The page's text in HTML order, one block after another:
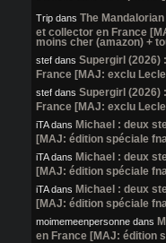
Trip dans The
et collector en France
moins cher (amazon) +
stef dans Supergirl (2026)
France [MAJ: exclu
stef dans Supergirl (2026)
France [MAJ: exclu
iTAdans Michael : deux
[MAJ: édition spéciale
iTAdans Michael : deux
[MAJ: édition spéciale
iTAdans Michael : deux
[MAJ: édition spéciale
moimemeenpersonne dans
en France [MAJ: édition